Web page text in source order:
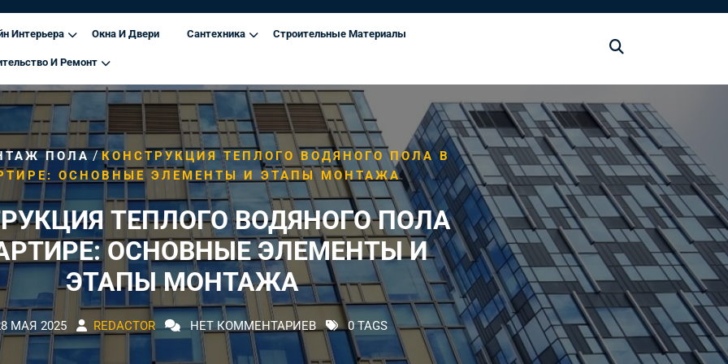
Интерьера Окна И Двери Сантехника Строительные Материалы
И Ремонт
ПОЛА/КОНСТРУКЦИЯ ТЕПЛОГО ВОДЯНОГО ПОЛА В
ОСНОВНЫЕ ЭЛЕМЕНТЫ И ЭТАПЫ МОНТАЖА
ТЕПЛОГО ВОДЯНОГО ПОЛА
ОСНОВНЫЕ ЭЛЕМЕНТЫ И
ЭТАПЫ МОНТАЖА
МАЯ 2025 REDACTOR НЕТ КОММЕНТАРИЕВ 0 TAGS